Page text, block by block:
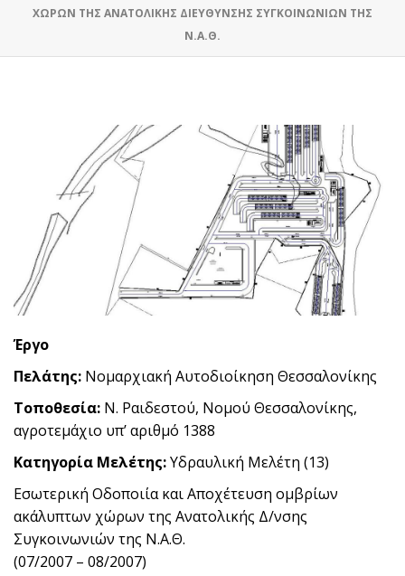
ΧΩΡΩΝ ΤΗΣ ΑΝΑΤΟΛΙΚΗΣ ΔΙΕΥΘΥΝΣΗΣ ΣΥΓΚΟΙΝΩΝΙΩΝ ΤΗΣ
Ν.Α.Θ.
Έργο
Πελάτης: Νομαρχιακή Αυτοδιοίκηση Θεσσαλονίκης
Τοποθεσία: Ν. Ραιδεστού, Νομού Θεσσαλονίκης,
αγροτεμάχιο υπʼ αριθμό 1388
Κατηγορία Μελέτης:Υδραυλική Μελέτη (13)
Εσωτερική Οδοποιία και Αποχέτευση ομβρίων
ακάλυπτων χώρων της Ανατολικής Δ/νσης
Συγκοινωνιών της Ν.Α.Θ.
(07/2007 – 08/2007)